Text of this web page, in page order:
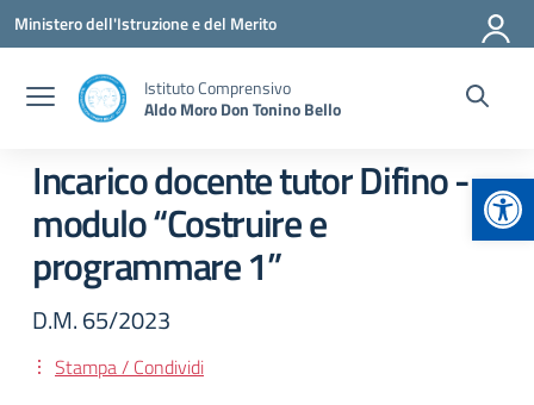
Vai ai contenuti
Vai al menu di navigazione
Vai al footer
Ministero dell'Istruzione e del Merito
Istituto Comprensivo
Aldo Moro Don Tonino Bello
Incarico docente tutor Difino -
modulo “Costruire e
programmare 1”
D.M. 65/2023
Stampa / Condividi